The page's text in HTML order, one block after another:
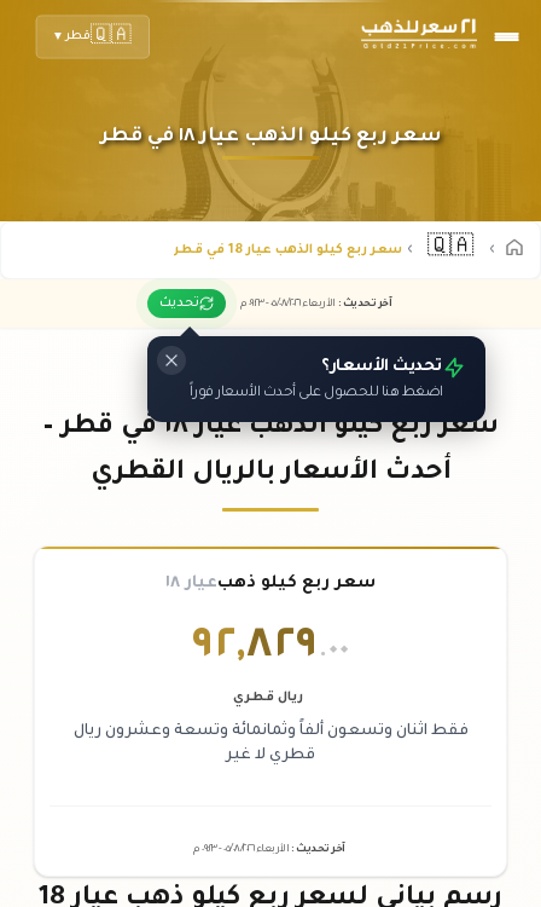
🇶🇦قطر▼
سعر ربع كيلو الذهب عيار ١٨ في قطر
🇶🇦 سعر ربع كيلو الذهب عيار 18 في قطر
آخر تحديث : الأربعاء ٠٥ /٠٨/٢٠٢٦ - ٠٩:٢٣ م تحديث
تحديث الأسعار؟
اضغط هنا للحصول على أحدث الأسعار فوراً
سعر ربع كيلو الذهب عيار ١٨ في قطر –
أحدث الأسعار بالريال القطري
سعر ربع كيلو ذهبعيار ١٨
٩٢,٨٢٩ .٠٠
ريال قطري
فقط اثنان وتسعون ألفاً وثمانمائة وتسعة وعشرون ريال
قطري لا غير
آخر تحديث : الأربعاء ٠٥ /٠٨/٢٠٢٦ - ٠٩:٢٣م
رسم بياني لسعر ربع كيلو ذهب عيار 18